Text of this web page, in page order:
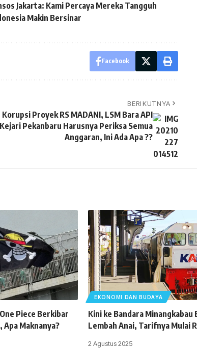
Jakarta: Kami Percaya Mereka Tangguh
Makin Bersinar
Facebook
BERIKUTNYA
Korupsi Proyek RS MADANI, LSM Bara API
Pekanbaru Harusnya Periksa Semua
Anggaran, Ini Ada Apa ??
Piece Berkibar
Apa Maknanya?
EKONOMI DAN BUDAYA
Kini ke Bandara Minangkabau
Lembah Anai, Tarifnya Mulai
2 Agustus 2025